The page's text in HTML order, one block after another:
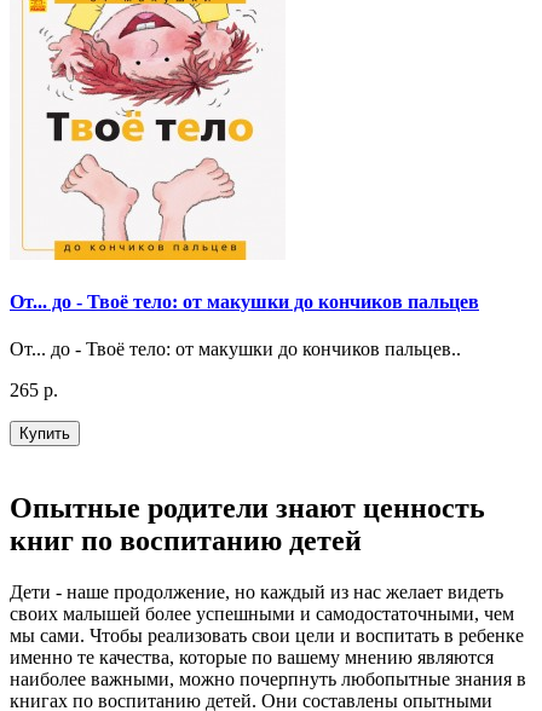
От... до - Твоё тело: от макушки до кончиков пальцев
От... до - Твоё тело: от макушки до кончиков пальцев..
265 р.
Купить
Опытные родители знают ценность
книг по воспитанию детей
Дети - наше продолжение, но каждый из нас желает видеть
своих малышей более успешными и самодостаточными, чем
мы сами. Чтобы реализовать свои цели и воспитать в ребенке
именно те качества, которые по вашему мнению являются
наиболее важными, можно почерпнуть любопытные знания в
книгах по воспитанию детей. Они составлены опытными